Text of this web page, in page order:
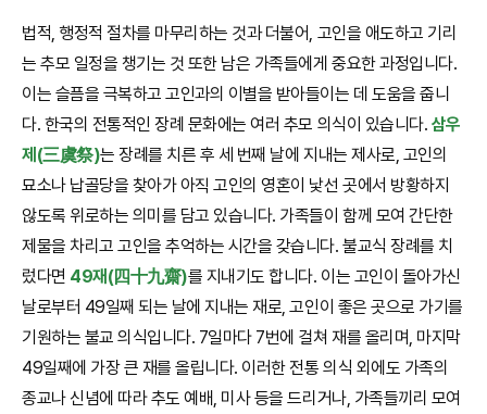
법적, 행정적 절차를 마무리하는 것과 더불어, 고인을 애도하고 기리
는 추모 일정을 챙기는 것 또한 남은 가족들에게 중요한 과정입니다.
이는 슬픔을 극복하고 고인과의 이별을 받아들이는 데 도움을 줍니
다. 한국의 전통적인 장례 문화에는 여러 추모 의식이 있습니다. 삼우
제(三虞祭)는 장례를 치른 후 세 번째 날에 지내는 제사로, 고인의
묘소나 납골당을 찾아가 아직 고인의 영혼이 낯선 곳에서 방황하지
않도록 위로하는 의미를 담고 있습니다. 가족들이 함께 모여 간단한
제물을 차리고 고인을 추억하는 시간을 갖습니다. 불교식 장례를 치
렀다면 49재(四十九齋)를 지내기도 합니다. 이는 고인이 돌아가신
날로부터 49일째 되는 날에 지내는 재로, 고인이 좋은 곳으로 가기를
기원하는 불교 의식입니다. 7일마다 7번에 걸쳐 재를 올리며, 마지막
49일째에 가장 큰 재를 올립니다. 이러한 전통 의식 외에도 가족의
종교나 신념에 따라 추도 예배, 미사 등을 드리거나, 가족들끼리 모여